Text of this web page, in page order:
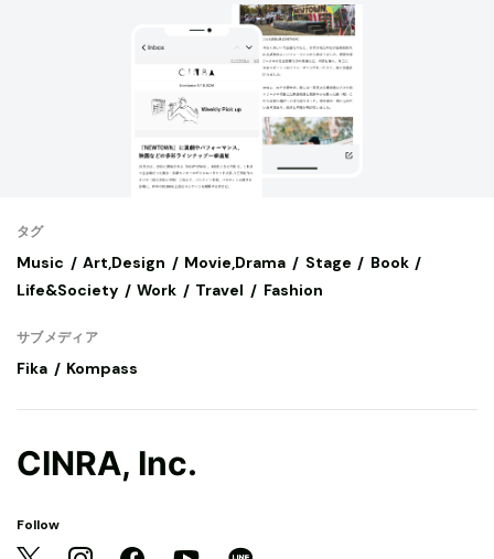
タグ
Music Art,Design Movie,Drama Stage
Book
Life&Society
Work Travel Fashion
サブメディア
Fika Kompass
CINRA, Inc.
Follow